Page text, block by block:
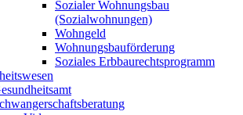
Sozialer Wohnungsbau
(Sozialwohnungen)
Wohngeld
Wohnungsbauförderung
Soziales Erbbaurechtsprogramm